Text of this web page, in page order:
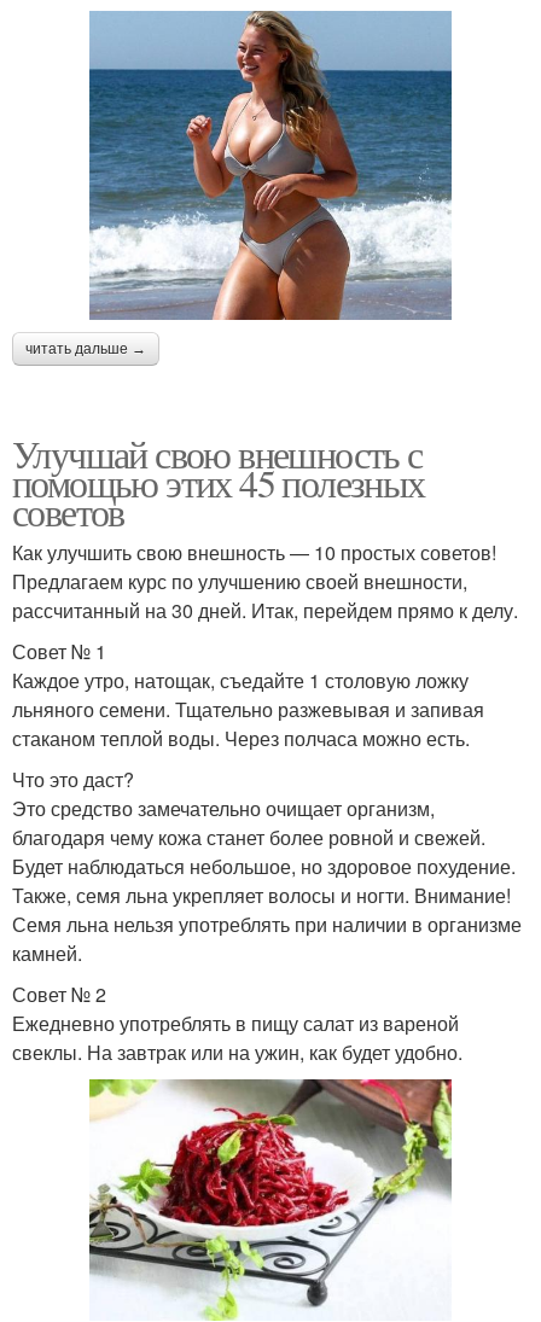
читать дальше →
Улучшай свою внешность с
помощью этих 45 полезных
советов
Как улучшить свою внешность — 10 простых советов!
Предлагаем курс по улучшению своей внешности,
рассчитанный на 30 дней. Итак, перейдем прямо к делу.
Совет № 1
Каждое утро, натощак, съедайте 1 столовую ложку
льняного семени. Тщательно разжевывая и запивая
стаканом теплой воды. Через полчаса можно есть.
Что это даст?
Это средство замечательно очищает организм,
благодаря чему кожа станет более ровной и свежей.
Будет наблюдаться небольшое, но здоровое похудение.
Также, семя льна укрепляет волосы и ногти. Внимание!
Семя льна нельзя употреблять при наличии в организме
камней.
Совет № 2
Ежедневно употреблять в пищу салат из вареной
свеклы. На завтрак или на ужин, как будет удобно.